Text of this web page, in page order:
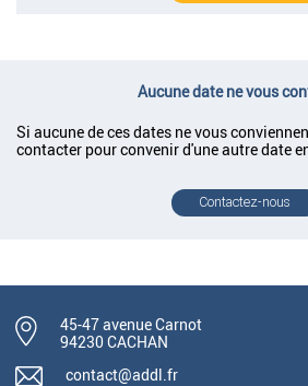
Aucune date ne vous
Si aucune de ces dates ne vous
contacter pour convenir d'une autre date
Contactez-nous
45-47 avenue Carnot
94230 CACHAN
contact@addl.fr